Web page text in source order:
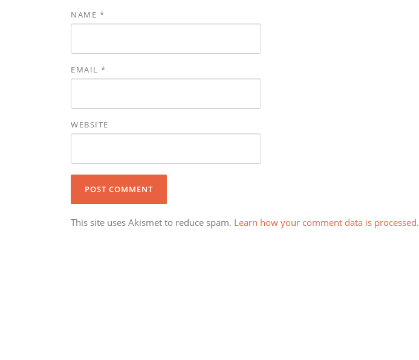
NAME *
EMAIL *
WEBSITE
This site uses Akismet to reduce spam. Learn how your comment data is processed.